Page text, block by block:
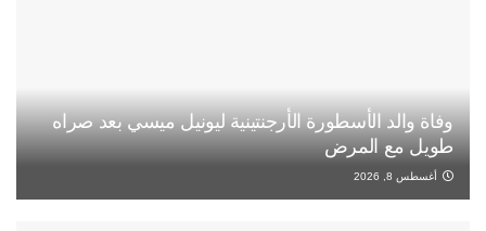
وفاة والد الأسطورة الأرجنتينية ليونيل ميسي بعد صراه
طويل مع المرض
أغسطس 8, 2026